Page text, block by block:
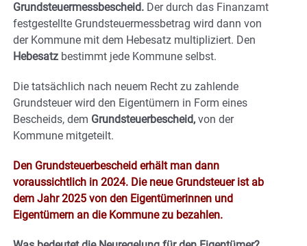
Grundsteuermessbescheid. Der durch das Finanzamt
festgestellte Grundsteuermessbetrag wird dann von
der Kommune mit dem Hebesatz multipliziert. Den
Hebesatz bestimmt jede Kommune selbst.
Die tatsächlich nach neuem Recht zu zahlende
Grundsteuer wird den Eigentümern in Form eines
Bescheids, dem Grundsteuerbescheid, von der
Kommune mitgeteilt.
Den Grundsteuerbescheid erhält man dann
voraussichtlich in 2024. Die neue Grundsteuer ist ab
dem Jahr 2025 von den Eigentümerinnen und
Eigentümern an die Kommune zu bezahlen.